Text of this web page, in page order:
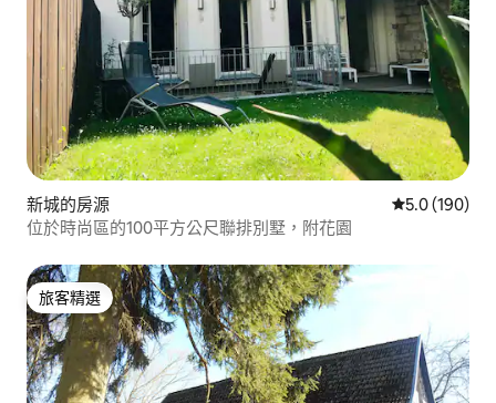
新城的房源 從 190 則評
5.0 (190)
位於時尚區的100平方公尺聯排別墅，附花園
旅客精選
旅客精選